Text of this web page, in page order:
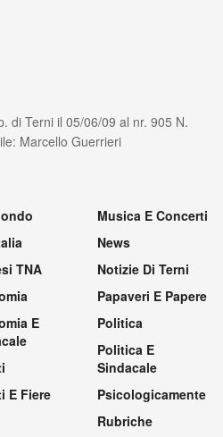
di Terni il 05/06/09 al nr. 905 N.
Marcello Guerrieri
TNA
E
E Fiere
Musica E Concerti
News
Notizie Di Terni
Papaveri E Papere
Politica
Politica E
Sindacale
Psicologicamente
Rubriche